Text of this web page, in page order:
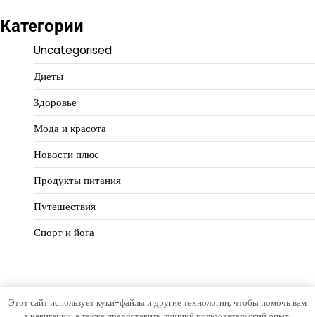
Категории
Uncategorised
Диеты
Здоровье
Мода и красота
Новости плюс
Продукты питания
Путешествия
Спорт и йога
Copyright © 2026Идеальный балансТема Hourly News от
Этот сайт использует куки-файлы и другие технологии, чтобы помочь вам